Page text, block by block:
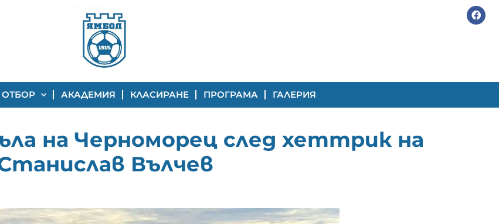
ОТБОР АКАДЕМИЯ КЛАСИРАНЕ ПРОГРАМА ГАЛЕРИЯ
на Черноморец след хеттрик на
Вълчев